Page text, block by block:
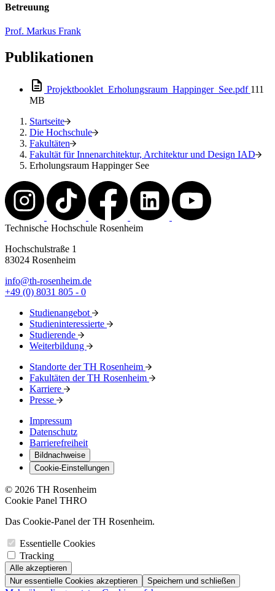
Betreuung
Prof. Markus Frank
Publikationen
Projektbooklet_Erholungsraum_Happinger_See.pdf 111
MB
Startseite
Die Hochschule
Fakultäten
Fakultät für Innenarchitektur, Architektur und Design IAD
Erholungsraum Happinger See
Technische Hochschule Rosenheim
Hochschulstraße 1
83024 Rosenheim
info@th-rosenheim.de
+49 (0) 8031 805 - 0
Studienangebot
Studieninteressierte
Studierende
Weiterbildung
Standorte der TH Rosenheim
Fakultäten der TH Rosenheim
Karriere
Presse
Impressum
Datenschutz
Barrierefreiheit
Bildnachweise
Cookie-Einstellungen
© 2026 TH Rosenheim
Cookie Panel THRO
Das Cookie-Panel der TH Rosenheim.
Essentielle Cookies
Tracking
Alle akzeptieren
Nur essentielle Cookies akzeptieren
Speichern und schließen